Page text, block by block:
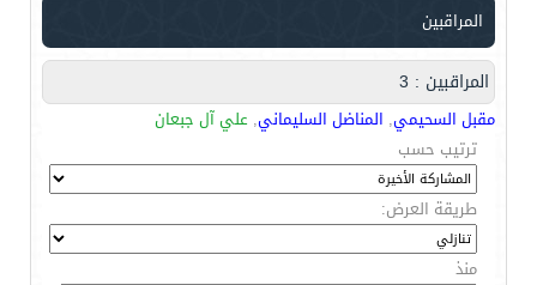
المراقبين
المراقبين : 3
مقبل السحيمي, المناضل السليماني, علي آل جبعان
ترتيب حسب
طريقة العرض:
منذ